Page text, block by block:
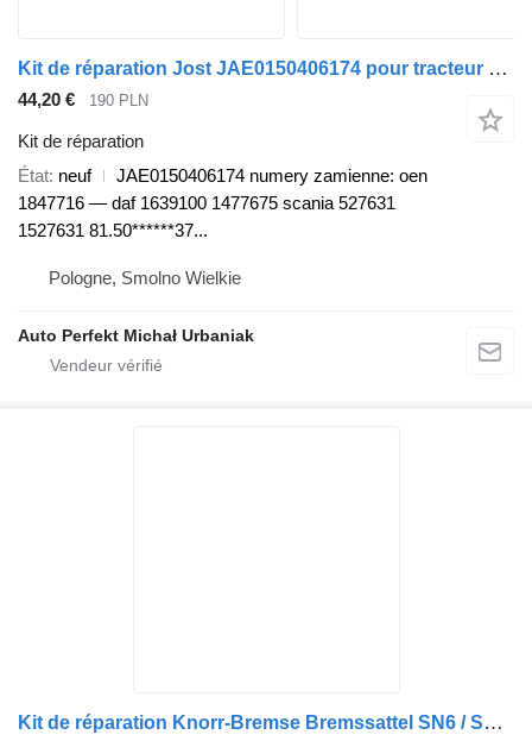
Kit de réparation Jost JAE0150406174 pour tracteur routier DAF SCANIA, MAN, MERCEDES
44,20 € 190 PLN
Kit de réparation
État neuf
JAE0150406174 numery zamienne: oen
1847716 — daf 1639100 1477675 scania 527631
1527631 81.50******37...
Pologne, Smolno Wielkie
Auto Perfekt Michał Urbaniak
Kit de réparation Knorr-Bremse Bremssattel SN6 / SB7 / SN7 / SL7 714470000 pour tracteur routier DAF